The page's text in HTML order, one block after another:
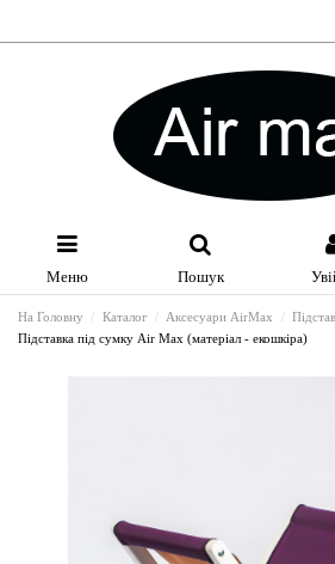
Меню Пошук
На Головну Каталог Аксесуари AirMax
Підставка під сумку Air Max (матеріал - екошкіра)